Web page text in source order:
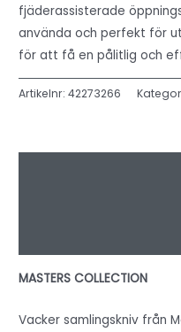
fjäderassisterade
använda och perfekt för
för att få en pålitlig och
Artikelnr:42273266
MASTERS COLLECTION
Vacker samlingskniv från